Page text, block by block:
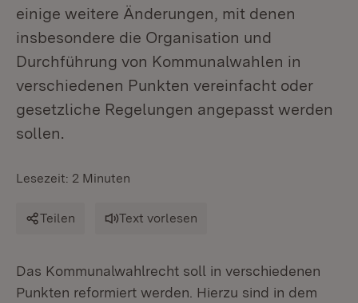
einige weitere Änderungen, mit denen
insbesondere die Organisation und
Durchführung von Kommunalwahlen in
verschiedenen Punkten vereinfacht oder
gesetzliche Regelungen angepasst werden
sollen.
Lesezeit: 2 Minuten
Teilen Text vorlesen
Das Kommunalwahlrecht soll in verschiedenen
Punkten reformiert werden. Hierzu sind in dem